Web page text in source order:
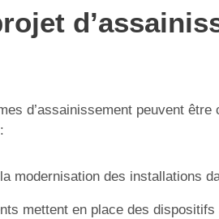
d’assainissement peuvent
modernisation des installations
mettent en place des